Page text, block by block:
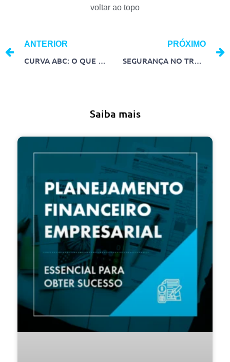
voltar ao topo
ANTERIOR
CURVA ABC: O QUE É E UM COMO TER UMA GESTÃO EFICIENTE?
PRÓXIMO
SEGURANÇA NO TRABALHO: O QUE É E COMO PREVENIR ACIDENTES
Saiba mais